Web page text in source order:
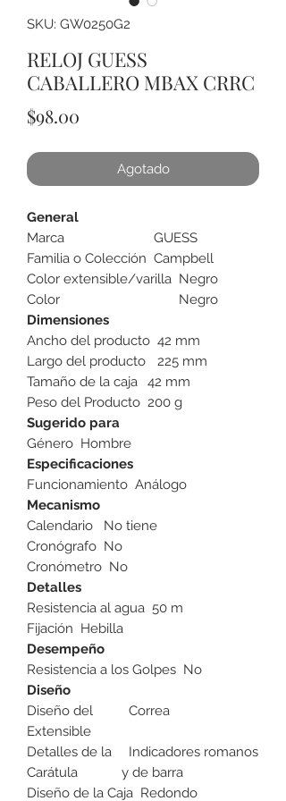
SKU: GW0250G2
RELOJ GUESS
CABALLERO MBAX CRRC
$98.00
Agotado
General
Marca
GUESS
Familia o Colección Campbell
Color extensible/varilla Negro
Color
Negro
Dimensiones
Ancho del producto 42 mm
Largo del producto
225 mm
Tamaño de la caja
42 mm
Peso del Producto 200 g
Sugerido para
Género Hombre
Especificaciones
Funcionamiento Análogo
Mecanismo
Calendario
No tiene
Cronógrafo No
Cronómetro No
Detalles
Resistencia al agua 50 m
Fijación Hebilla
Desempeño
Resistencia a los Golpes No
Diseño
Diseño del
Extensible
Correa
Detalles de la
Carátula
Indicadores romanos
y de barra
Diseño de la Caja Redondo